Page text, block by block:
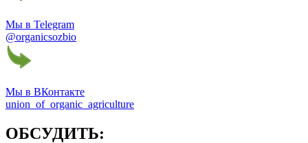
Мы в Telegram
@organicsozbio
Мы в ВКонтакте
union_of_organic_agriculture
ОБСУДИТЬ: